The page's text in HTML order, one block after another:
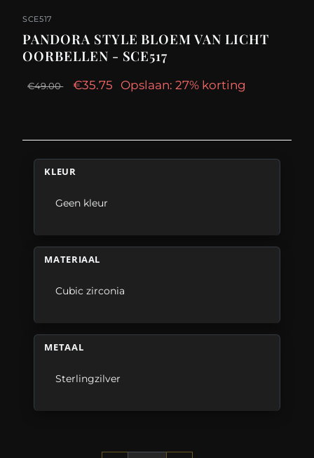
SCE517
PANDORA STYLE BLOEM VAN LICHT
OORBELLEN - SCE517
€49.00 €35.75 Opslaan: 27% korting
KLEUR
Geen kleur
MATERIAAL
Cubic zirconia
METAAL
Sterlingzilver